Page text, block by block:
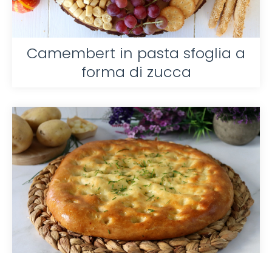
Camembert in pasta sfoglia a
forma di zucca